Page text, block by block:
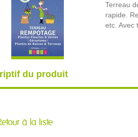
Terreau
rapide.
etc. Avec
du produit
à la liste